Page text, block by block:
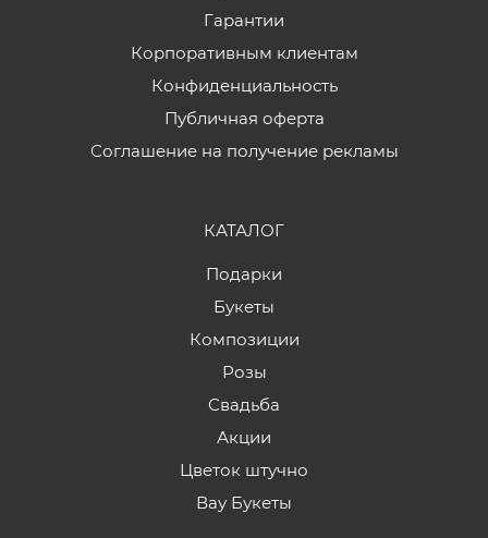
Гарантии
Корпоративным клиентам
Конфиденциальность
Публичная оферта
Соглашение на получение рекламы
КАТАЛОГ
Подарки
Букеты
Композиции
Розы
Свадьба
Акции
Цветок штучно
Вау Букеты